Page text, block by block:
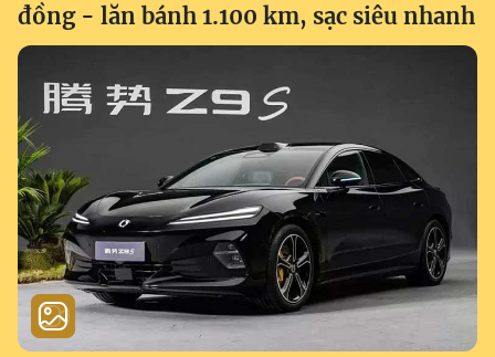
đồng - lăn bánh 1.100 km, sạc siêu nhanh